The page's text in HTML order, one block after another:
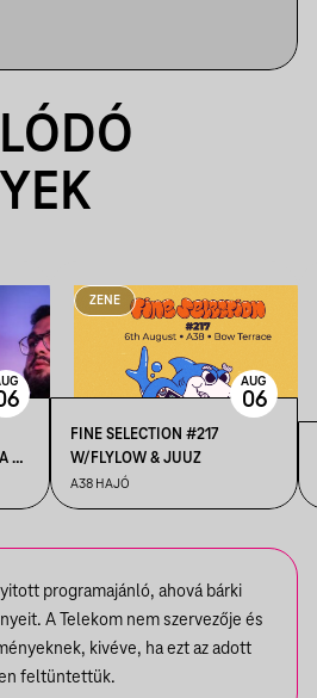
&
ZENE
FINE SELECTION #217
W/FLYLOW & JUUZ
A38 HAJÓ
AUG
06
programajánló, ahová bárki
A Telekom nem szervezője és
kivéve, ha ezt az adott
feltüntettük.